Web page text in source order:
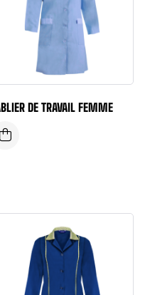
DE TRAVAIL FEMME